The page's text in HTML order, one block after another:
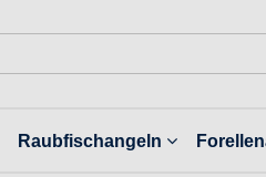
Raubfischangeln